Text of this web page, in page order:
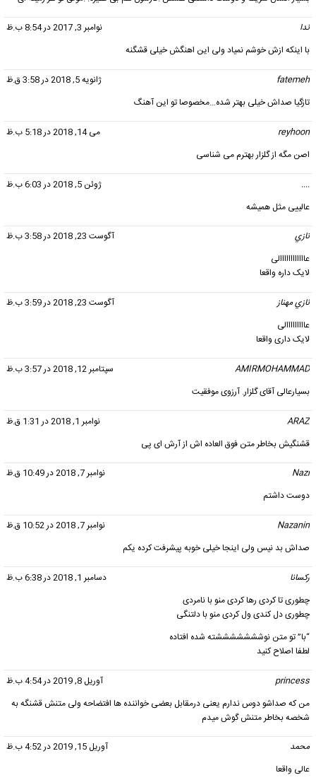
ندا
نوامبر 3, 2017 در 8:54 ب.ظ
با اینکه ازش خوشم نمیاد ولی این اهنگش خیلی قشگنه
fatemeh
ژانویه 5, 2018 در 3:58 ق.ظ
تازگیا صداش خیلی بهتر شده…مخصوصا تو این آهنگ
reyhoon
می 14, 2018 در 5:18 ب.ظ
اصن مگه از گلزار بهترم می شناسی
....
ژوئن 5, 2018 در 6:03 ب.ظ
عالییی مثل همیشه
نازي
آگوست 23, 2018 در 3:58 ب.ظ
عاااااااااااالی
لایک داره واقعا
نازي مهناز
آگوست 23, 2018 در 3:59 ب.ظ
عااااااااالی
لایک داری واقعا
AMIRMOHAMMAD
سپتامبر 12, 2018 در 3:57 ب.ظ
بسیارعالی آقای گلزار. آرزوی موفقیت
ARAZ
نوامبر 1, 2018 در 1:31 ق.ظ
قشنگیش بخاطر متن فوق العاده اش از آرش ای پی
Nazi
نوامبر 7, 2018 در 10:49 ق.ظ
دوست داشتم
Nazanin
نوامبر 7, 2018 در 10:52 ق.ظ
صداش بد نیس ولی اینجا خیلی خوبه پیشرفت کرده یکم
ركسانا
دسامبر 1, 2018 در 6:38 ب.ظ
چطوری تا کردی رها کردی منو با نامردی
چطوری دل کندی ول کردی منو با دلتنگی
“با” تو متن نوشششششششته شده افتاده
لطفا اصلاح کنید
princess
آوریل 8, 2019 در 4:54 ب.ظ
من که صداشو دوس ندارم یعنی درمقابل بعضی خواننده ها افتضاحه ولی متنش قشنگه به
شخصه بخاطر متنش گوش میدم
محمد
آوریل 15, 2019 در 4:52 ب.ظ
عالی واقعا